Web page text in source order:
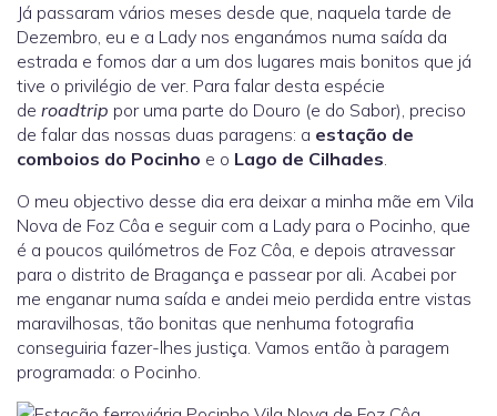
Já passaram vários meses desde que, naquela tarde de
Dezembro, eu e a Lady nos enganámos numa saída da
estrada e fomos dar a um dos lugares mais bonitos que já
tive o privilégio de ver. Para falar desta espécie
de roadtrip por uma parte do Douro (e do Sabor), preciso
de falar das nossas duas paragens: a estação de
comboios do Pocinho e o Lago de Cilhades.
O meu objectivo desse dia era deixar a minha mãe em Vila
Nova de Foz Côa e seguir com a Lady para o Pocinho, que
é a poucos quilómetros de Foz Côa, e depois atravessar
para o distrito de Bragança e passear por ali. Acabei por
me enganar numa saída e andei meio perdida entre vistas
maravilhosas, tão bonitas que nenhuma fotografia
conseguiria fazer-lhes justiça. Vamos então à paragem
programada: o Pocinho.